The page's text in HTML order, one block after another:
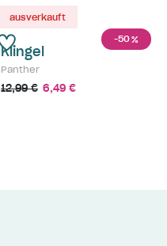
ausverkauft
-50%
Klingel
Panther
12,99 € 6,49 €